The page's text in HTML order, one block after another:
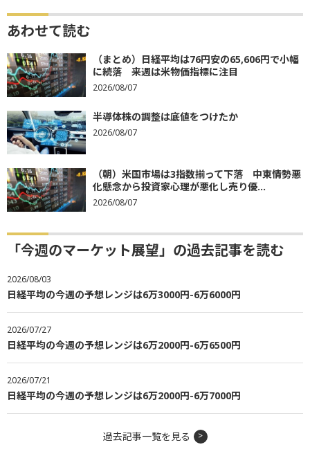
あわせて読む
（まとめ）日経平均は76円安の65,606円で小幅
に続落 来週は米物価指標に注目
2026/08/07
半導体株の調整は底値をつけたか
2026/08/07
（朝）米国市場は3指数揃って下落 中東情勢悪
化懸念から投資家心理が悪化し売り優...
2026/08/07
「今週のマーケット展望」の過去記事を読む
2026/08/03
日経平均の今週の予想レンジは6万3000円-6万6000円
2026/07/27
日経平均の今週の予想レンジは6万2000円-6万6500円
2026/07/21
日経平均の今週の予想レンジは6万2000円-6万7000円
過去記事一覧を見る